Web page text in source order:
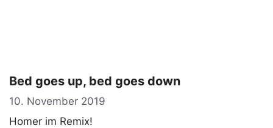
Bed goes up, bed goes down
10. November 2019
Homer im Remix!